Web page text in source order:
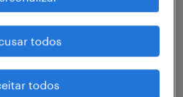
todos
todos